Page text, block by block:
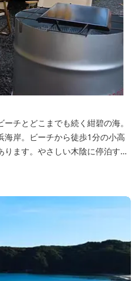
チとどこまでも続く紺碧の海。
海岸。ビーチから徒歩1分の小高
ます。やさしい木陰に停泊する
航海の気分高まる
ないほど広く、くつろぎの空
にお過ごしいただけます。甲板の